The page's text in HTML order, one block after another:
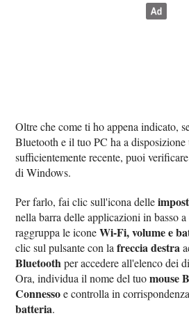
Oltre che come ti ho appena indicato,
Bluetooth e il tuo PC ha a
sufficientemente recente, puoi
di Windows.
Per farlo, fai clic sull'icona delle
nella barra delle applicazioni in basso
raggruppa le iconeWi-Fi, volume e
clic sul pulsante con lafreccia destra
Bluetoothper accedere all'elenco dei
Ora, individua il nome del tuomouse
Connessoe controlla in
batteria.